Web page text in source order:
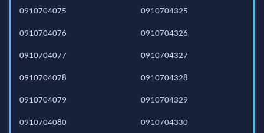
0910704075
0910704076
0910704077
0910704078
0910704079
0910704080
0910704325
0910704326
0910704327
0910704328
0910704329
0910704330